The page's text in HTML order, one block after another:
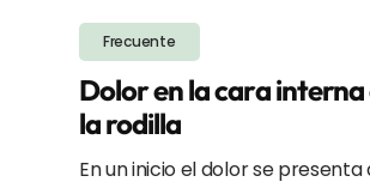
Frecuente
Dolor en la cara interna
la rodilla
En un inicio el dolor se presenta